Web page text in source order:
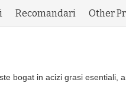
Recomandari Other
bogat in acizi grasi